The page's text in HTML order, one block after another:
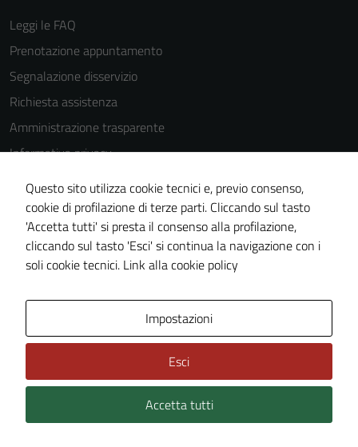
Leggi le FAQ
Prenotazione appuntamento
Segnalazione disservizio
Richiesta assistenza
Amministrazione trasparente
Informativa privacy
Cookie Policy
Note legali
Dichiarazione di accessibilità
Piano di miglioramento del sito
Technical Design s.r.l.
Questo sito utilizza cookie tecnici e, previo consenso,
cookie di profilazione di terze parti. Cliccando sul tasto
'Accetta tutti' si presta il consenso alla profilazione,
cliccando sul tasto 'Esci' si continua la navigazione con i
soli cookie tecnici. Link alla cookie policy
Impostazioni
Esci
Accetta tutti
funzionamento
del sito e non
possono
essere
disabilitati.
Questi cookie
non raccolgono
informazioni
personali.